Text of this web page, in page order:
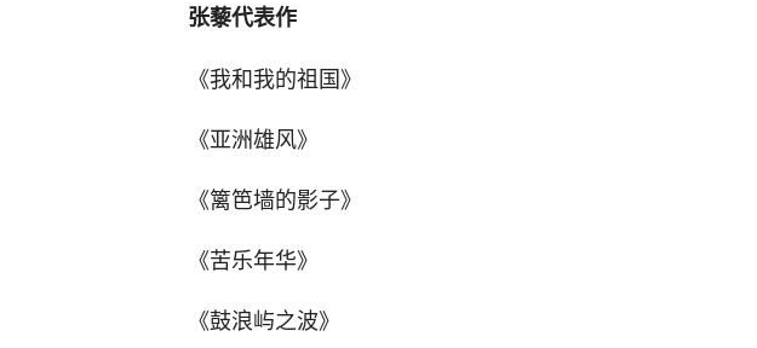
张藜代表作
《我和我的祖国》
《亚洲雄风》
《篱笆墙的影子》
《苦乐年华》
《鼓浪屿之波》